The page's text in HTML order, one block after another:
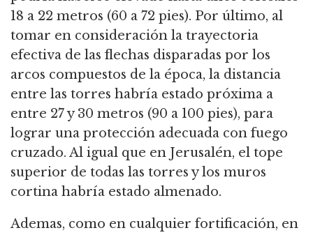
18 a 22 metros (60 a 72 pies). Por último, al
tomar en consideración la trayectoria
efectiva de las flechas disparadas por los
arcos compuestos de la época, la distancia
entre las torres habría estado próxima a
entre 27 y 30 metros (90 a 100 pies), para
lograr una protección adecuada con fuego
cruzado. Al igual que en Jerusalén, el tope
superior de todas las torres y los muros
cortina habría estado almenado.
Ademas, como en cualquier fortificación, en